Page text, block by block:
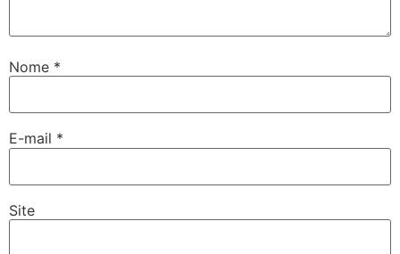
Nome *
E-mail *
Site